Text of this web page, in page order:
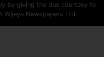
by giving the due courtesy to
Newspapers Ltd.